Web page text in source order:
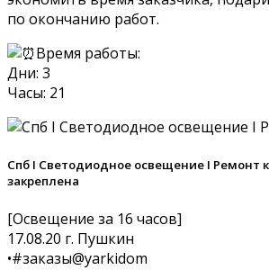
по окончанию работ.
Время работы:
Дни: 3
Часы: 21
Спб I Светодиодное освещение I Ремонт
закреплена
[Освещение за 16 часов]
17.08.20 г. Пушкин
•#заказы@yarkidom